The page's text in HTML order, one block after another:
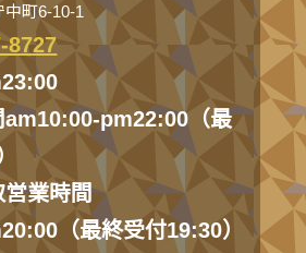
町6-10-1
8727
am10:00-pm22:00（最
営業時間
（最終受付19:30）